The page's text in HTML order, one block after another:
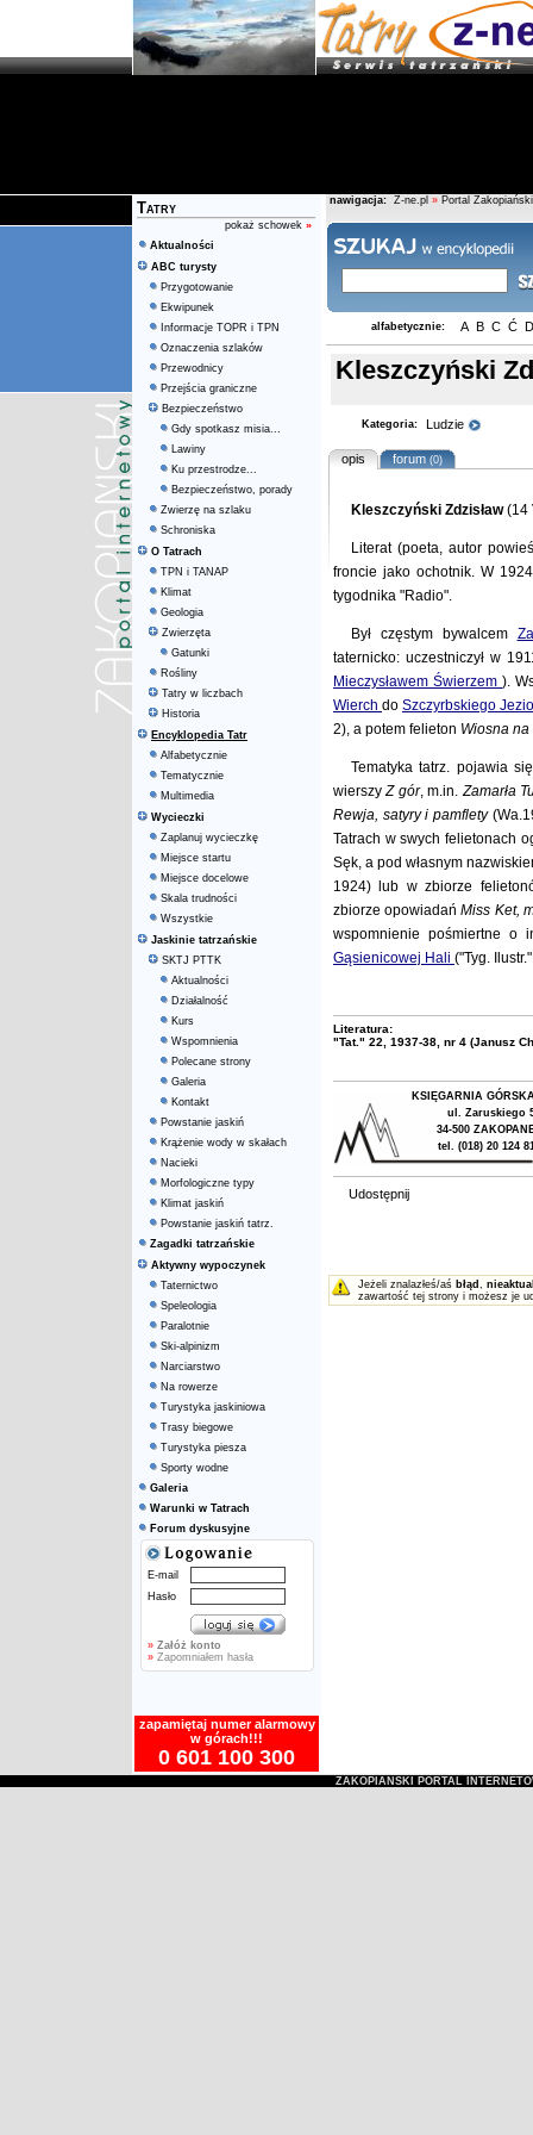
Tatry
pokaż schowek »
Aktualności
ABC turysty
Przygotowanie
Ekwipunek
Informacje TOPR i TPN
Oznaczenia szlaków
Przewodnicy
Przejścia graniczne
Bezpieczeństwo
Gdy spotkasz misia...
Lawiny
Ku przestrodze...
Bezpieczeństwo, porady
Zwierzę na szlaku
Schroniska
O Tatrach
TPN i TANAP
Klimat
Geologia
Zwierzęta
Gatunki
Rośliny
Tatry w liczbach
Historia
Encyklopedia Tatr
Alfabetycznie
Tematycznie
Multimedia
Wycieczki
Zaplanuj wycieczkę
Miejsce startu
Miejsce docelowe
Skala trudności
Wszystkie
Jaskinie tatrzańskie
SKTJ PTTK
Aktualności
Działalność
Kurs
Wspomnienia
Polecane strony
Galeria
Kontakt
Powstanie jaskiń
Krążenie wody w skałach
Nacieki
Morfologiczne typy
Klimat jaskiń
Powstanie jaskiń tatrz.
Zagadki tatrzańskie
Aktywny wypoczynek
Taternictwo
Speleologia
Paralotnie
Ski-alpinizm
Narciarstwo
Na rowerze
Turystyka jaskiniowa
Trasy biegowe
Turystyka piesza
Sporty wodne
Galeria
Warunki w Tatrach
Forum dyskusyjne
E-mail
Hasło
» Załóż konto
»Zapomniałem hasła
zapamiętaj numer alarmowy
w górach!!!
0 601 100 300
nawigacja: Z-ne.pl » Portal Zakopiański
alfabetycznie: A B C Ć D
Kleszczyński
Kategoria: Ludzie
opis forum(0)
Kleszczyński Zdzisław(14
Literat (poeta, autor
froncie jako ochotnik. W
tygodnika "Radio".
Był częstym bywalcem
taternicko: uczestniczył w
Mieczysławem Świerzem).
Wierch do Szczyrbskiego
2), a potem felieton Wiosna
Tematyka tatrz. pojawia
wierszyZ gór, m.in. Zamarła
Rewja, satyry i pamflety
Tatrach w swych felietonach
Sęk, a pod własnym
1924) lub w zbiorze
zbiorze opowiadańMiss Ket,
wspomnienie pośmiertne o
Gąsienicowej Hali ("Tyg.
Literatura:
"Tat." 22, 1937-38, nr 4 (Janusz
KSIĘGARNIA
ul. Zaruskiego
34-500
tel. (018) 20 124
Udostępnij
Jeżeli znalazłeś/aś błąd ,
zawartość tej strony i możesz je
ZAKOPIAŃSKI PORTAL